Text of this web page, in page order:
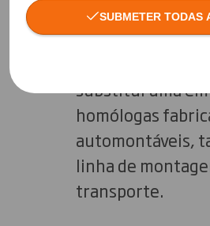
O primeiro
cartão canelado
uma
substitui uma
homólogas
automontáveis,
linha de
transporte.